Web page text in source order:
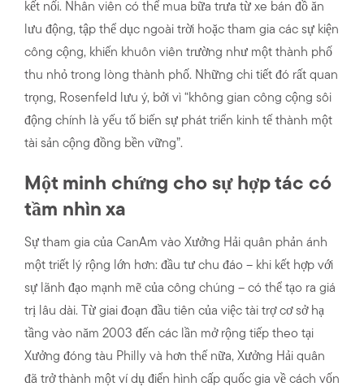
kết nối. Nhân viên có thể mua bữa trưa từ xe bán đồ ăn
lưu động, tập thể dục ngoài trời hoặc tham gia các sự kiện
công cộng, khiến khuôn viên trường như một thành phố
thu nhỏ trong lòng thành phố. Những chi tiết đó rất quan
trọng, Rosenfeld lưu ý, bởi vì “không gian công cộng sôi
động chính là yếu tố biến sự phát triển kinh tế thành một
tài sản cộng đồng bền vững”.
Một minh chứng cho sự hợp tác có
tầm nhìn xa
Sự tham gia của CanAm vào Xưởng Hải quân phản ánh
một triết lý rộng lớn hơn: đầu tư chu đáo – khi kết hợp với
sự lãnh đạo mạnh mẽ của công chúng – có thể tạo ra giá
trị lâu dài. Từ giai đoạn đầu tiên của việc tài trợ cơ sở hạ
tầng vào năm 2003 đến các lần mở rộng tiếp theo tại
Xưởng đóng tàu Philly và hơn thế nữa, Xưởng Hải quân
đã trở thành một ví dụ điển hình cấp quốc gia về cách vốn